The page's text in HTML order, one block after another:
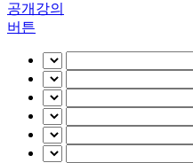
공개강의
버튼